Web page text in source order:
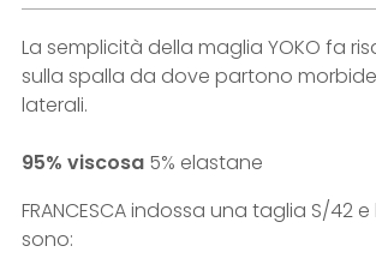
La semplicità della maglia YOKO fa
sulla spalla da dove partono
laterali.
95% viscosa 5% elastane
FRANCESCA indossa una taglia S/42
sono: